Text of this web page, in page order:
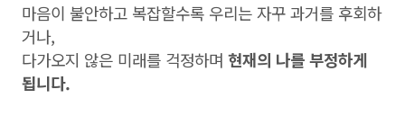
마음이 불안하고 복잡할수록 우리는 자꾸 과거를 후회하
거나,
다가오지 않은 미래를 걱정하며 현재의 나를 부정하게
됩니다.